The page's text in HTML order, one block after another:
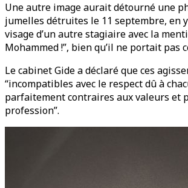
Une autre image aurait détourné une
jumelles détruites le 11 septembre, en
visage d’un autre stagiaire avec la
Mohammed !”, bien qu’il ne portait pas
Le cabinet Gide a déclaré que ces
“incompatibles avec le respect dû à
parfaitement contraires aux valeurs et
profession”.